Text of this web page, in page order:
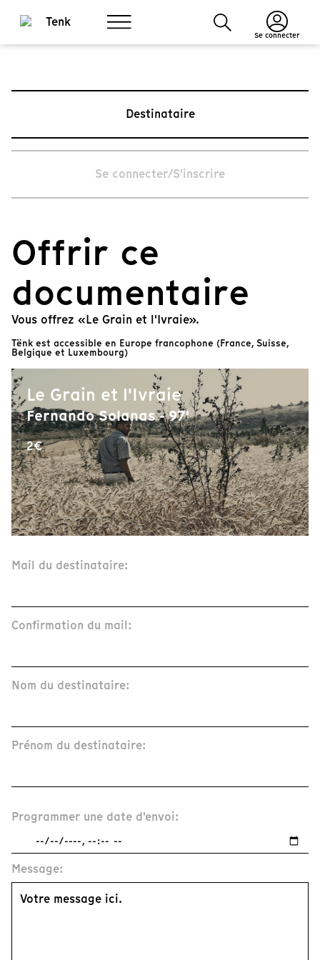
Se connecter
Destinataire
Se connecter/S'inscrire
Offrir ce
documentaire
Vous offrez «Le Grain et l'Ivraie».
Tënk est accessible en Europe francophone (France, Suisse,
Belgique et Luxembourg)
Le Grain et l'Ivraie
Fernando Solanas - 97'
2€
Mail du destinataire:
Confirmation du mail:
Nom du destinataire:
Prénom du destinataire:
Programmer une date d'envoi:
Message: